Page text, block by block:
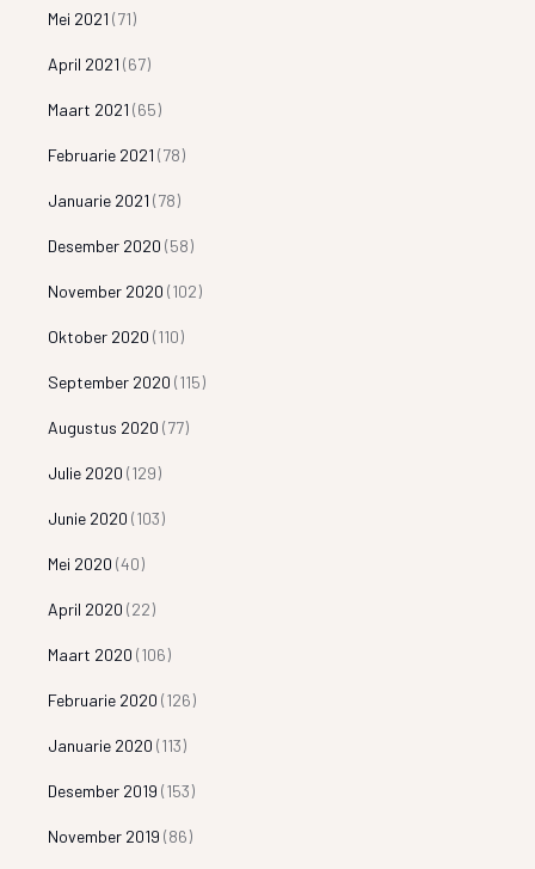
Mei 2021 (71)
April 2021 (67)
Maart 2021 (65)
Februarie 2021 (78)
Januarie 2021 (78)
Desember 2020 (58)
November 2020 (102)
Oktober 2020 (110)
September 2020 (115)
Augustus 2020 (77)
Julie 2020 (129)
Junie 2020 (103)
Mei 2020 (40)
April 2020 (22)
Maart 2020 (106)
Februarie 2020 (126)
Januarie 2020 (113)
Desember 2019 (153)
November 2019 (86)